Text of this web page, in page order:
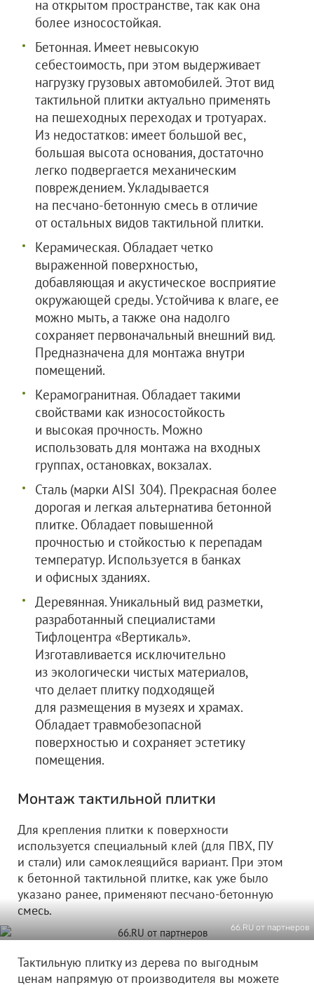
на открытом пространстве, так как она
более износостойкая.
Бетонная. Имеет невысокую
себестоимость, при этом выдерживает
нагрузку грузовых автомобилей. Этот вид
тактильной плитки актуально применять
на пешеходных переходах и тротуарах.
Из недостатков: имеет большой вес,
большая высота основания, достаточно
легко подвергается механическим
повреждением. Укладывается
на песчано-бетонную смесь в отличие
от остальных видов тактильной плитки.
Керамическая. Обладает четко
выраженной поверхностью,
добавляющая и акустическое восприятие
окружающей среды. Устойчива к влаге, ее
можно мыть, а также она надолго
сохраняет первоначальный внешний вид.
Предназначена для монтажа внутри
помещений.
Керамогранитная. Обладает такими
свойствами как износостойкость
и высокая прочность. Можно
использовать для монтажа на входных
группах, остановках, вокзалах.
Сталь (марки AISI 304). Прекрасная более
дорогая и легкая альтернатива бетонной
плитке. Обладает повышенной
прочностью и стойкостью к перепадам
температур. Используется в банках
и офисных зданиях.
Деревянная. Уникальный вид разметки,
разработанный специалистами
Тифлоцентра «Вертикаль».
Изготавливается исключительно
из экологически чистых материалов,
что делает плитку подходящей
для размещения в музеях и храмах.
Обладает травмобезопасной
поверхностью и сохраняет эстетику
помещения.
Монтаж тактильной плитки
Для крепления плитки к поверхности
используется специальный клей (для ПВХ, ПУ
и стали) или самоклеящийся вариант. При этом
к бетонной тактильной плитке, как уже было
указано ранее, применяют песчано-бетонную
смесь.
66.RU от партнеров
Тактильную плитку из дерева по выгодным
ценам напрямую от производителя вы можете